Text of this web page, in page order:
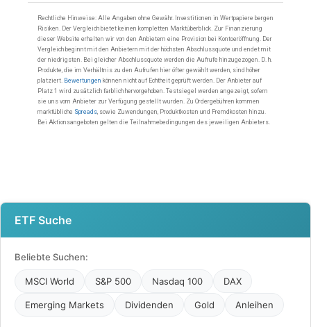
ETF Suche
Beliebte Suchen:
MSCI World S&P 500 Nasdaq 100 DAX
Emerging Markets Dividenden Gold Anleihen